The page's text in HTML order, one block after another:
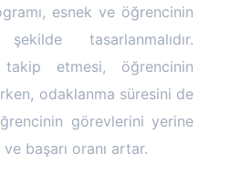
esnek ve öğrencinin
tasarlanmalıdır.
etmesi, öğrencinin
odaklanma süresini de
görevlerini yerine
başarı oranı artar.